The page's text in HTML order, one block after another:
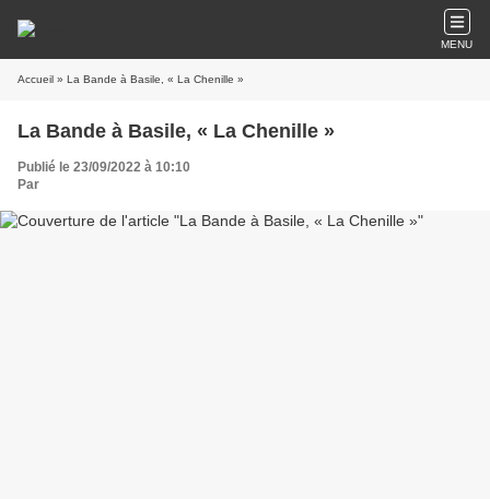
MENU
Accueil » La Bande à Basile, « La Chenille »
La Bande à Basile, « La Chenille »
Publié le 23/09/2022 à 10:10
Par